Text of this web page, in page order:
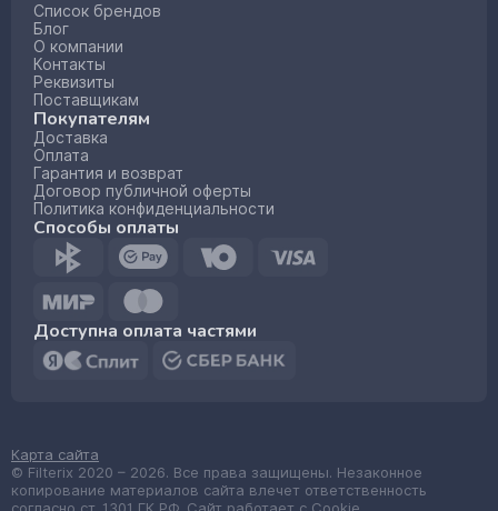
Список брендов
Блог
О компании
Контакты
Реквизиты
Поставщикам
Покупателям
Доставка
Оплата
Гарантия и возврат
Договор публичной оферты
Политика конфиденциальности
Способы оплаты
Доступна оплата частями
© Filterix 2020 – 2026. Все права защищены. Незаконное
копирование материалов сайта влечет ответственность
Карта сайта